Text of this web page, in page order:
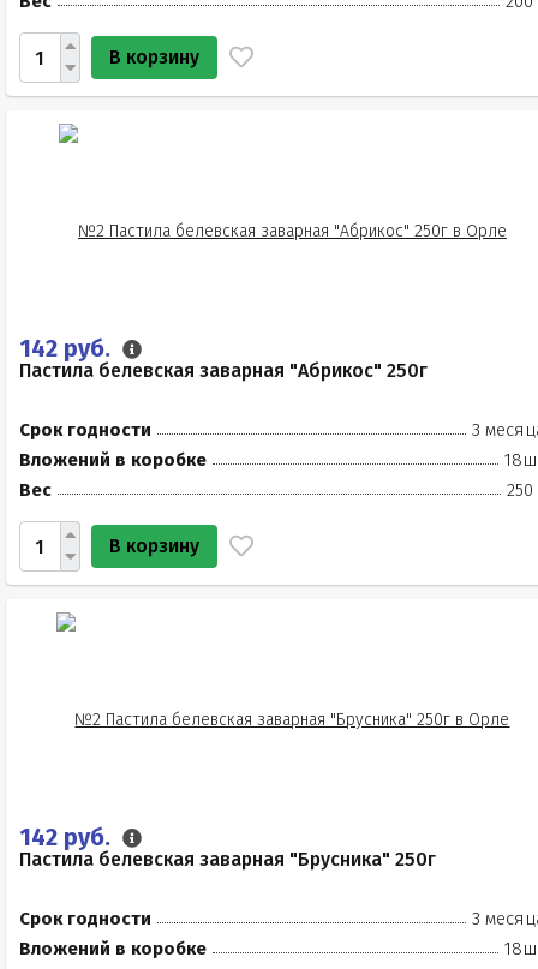
В корзину
142 руб.
Пастила белевская заварная "Абрикос" 250г
Срок годности
3
Вложений в коробке
Вес
250
В корзину
142 руб.
Пастила белевская заварная "Брусника" 250г
Срок годности
3
Вложений в коробке